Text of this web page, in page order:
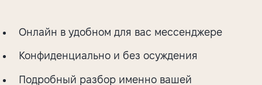
Онлайн в удобном для вас мессенджере
Конфиденциально и без осуждения
Подробный разбор именно вашей